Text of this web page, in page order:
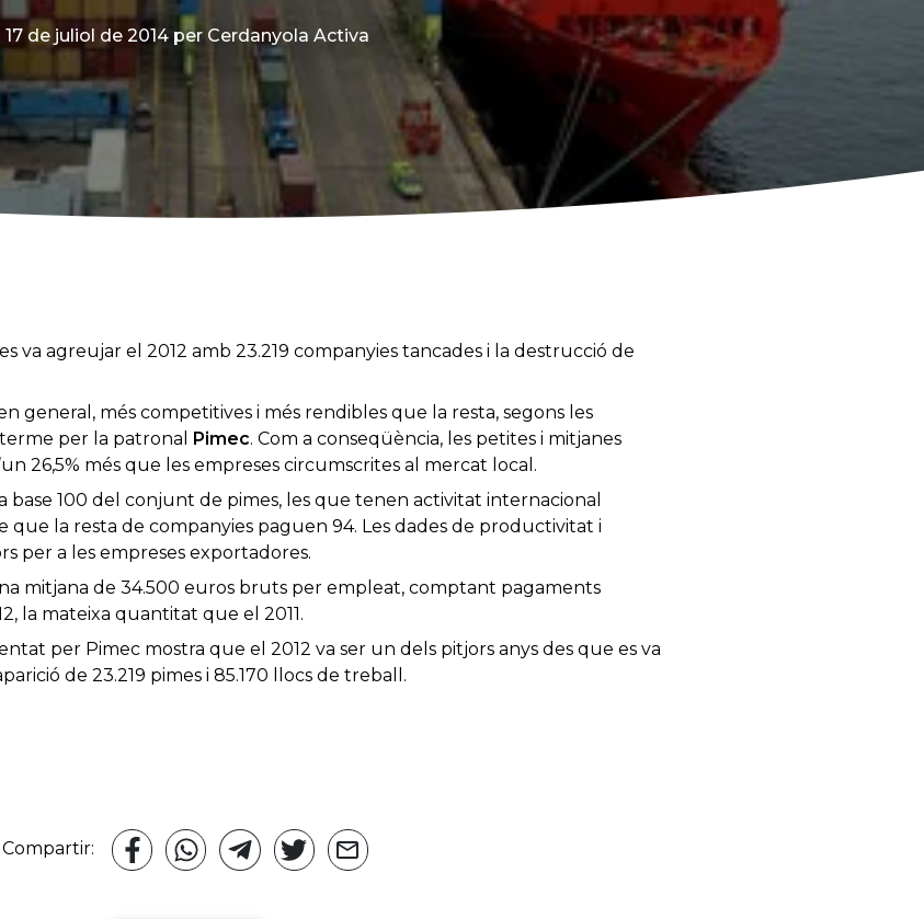
17 de juliol de 2014 per Cerdanyola Activa
va agreujar el 2012 amb 23.219 companyies tancades i la destrucció de
general, més competitives i més rendibles que la resta, segons les
per la patronal Pimec. Com a conseqüència, les petites i mitjanes
26,5% més que les empreses circumscrites al mercat local.
100 del conjunt de pimes, les que tenen activitat internacional
que la resta de companyies paguen 94. Les dades de productivitat i
per a les empreses exportadores.
mitjana de 34.500 euros bruts per empleat, comptant pagaments
la mateixa quantitat que el 2011.
per Pimec mostra que el 2012 va ser un dels pitjors anys des que es va
de 23.219 pimes i 85.170 llocs de treball.
Compartir: